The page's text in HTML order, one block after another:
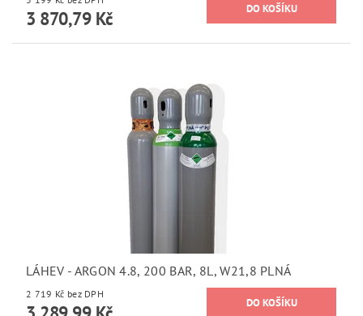
3 870,79 Kč
LÁHEV - ARGON 4.8, 200 BAR, 8L, W21,8 PLNÁ
2 719 Kč bez DPH